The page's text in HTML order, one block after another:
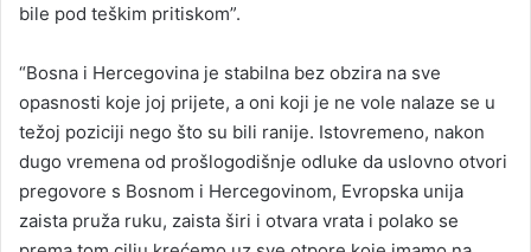
bile pod teškim pritiskom”.
“Bosna i Hercegovina je stabilna bez obzira na sve
opasnosti koje joj prijete, a oni koji je ne vole nalaze se u
težoj poziciji nego što su bili ranije. Istovremeno, nakon
dugo vremena od prošlogodišnje odluke da uslovno otvori
pregovore s Bosnom i Hercegovinom, Evropska unija
zaista pruža ruku, zaista širi i otvara vrata i polako se